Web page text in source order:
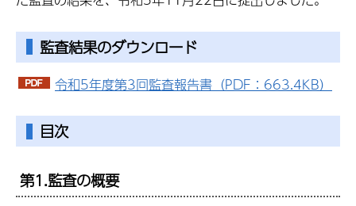
監査結果のダウンロード
令和5年度第3回監査報告書（PDF：663.4KB）
目次
第1.監査の概要